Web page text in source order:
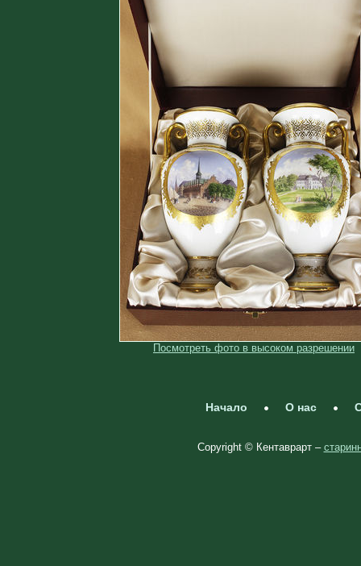
Посмотреть фото в высоком разрешении
Начало О нас
Copyright © Кентаврарт –